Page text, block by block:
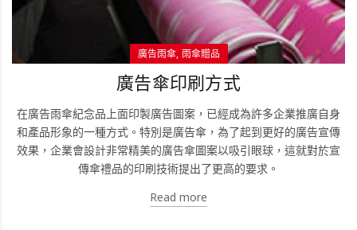
廣告雨傘 雨傘贈品
廣告傘印刷方式
在廣告雨傘紀念品上面印製廣告圖案，已經成為許多企業推廣自身
和產品形象的一種方式。特別是廣告傘，為了起到更好的廣告宣傳
效果，企業會設計非常精美的廣告傘圖案以吸引眼球，這就對於宣
傳傘禮品的印刷技術提出了更高的要求。
Read more